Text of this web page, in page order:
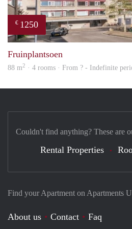
€ 1250
Fruinplantsoen
88 m2 · 4 rooms · From ? - Indefinite
Find your Apartment on Apartments
About us Contact Faq
Couldn't find anything? These are
Rental Properties